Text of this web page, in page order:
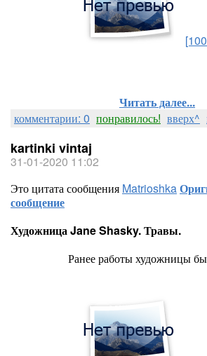
Читать далее...
комментарии: 0 понравилось! вверх^
kartinki vintaj
31-01-2020 11:02
Это цитата сообщения Matrioshka
сообщение
Художница Jane Shasky. Травы.
Ранее работы художницы